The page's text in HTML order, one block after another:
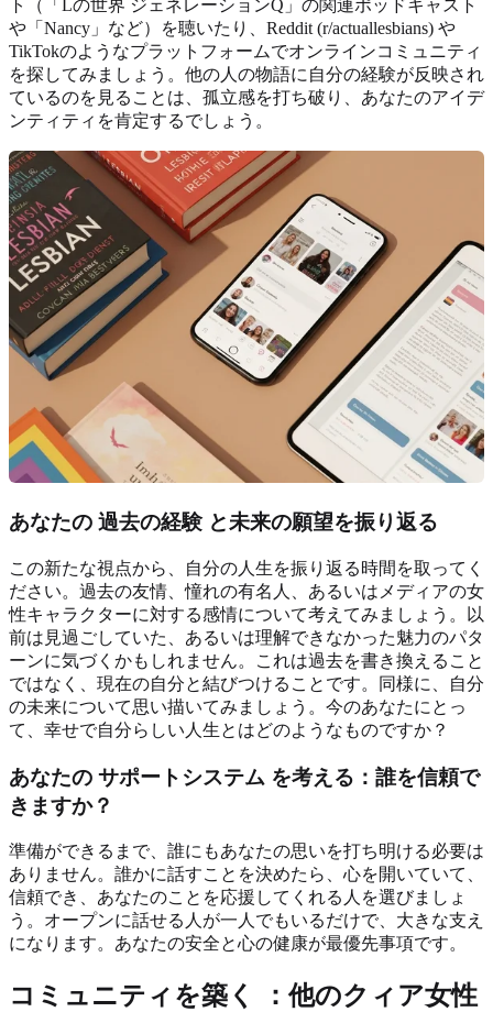
ト（「Lの世界 ジェネレーションQ」の関連ポッドキャスト
や「Nancy」など）を聴いたり、Reddit (r/actuallesbians) や
TikTokのようなプラットフォームでオンラインコミュニティ
を探してみましょう。他の人の物語に自分の経験が反映され
ているのを見ることは、孤立感を打ち破り、あなたのアイデ
ンティティを肯定するでしょう。
あなたの 過去の経験と未来の願望を振り返る
この新たな視点から、自分の人生を振り返る時間を取ってく
ださい。過去の友情、憧れの有名人、あるいはメディアの女
性キャラクターに対する感情について考えてみましょう。以
前は見過ごしていた、あるいは理解できなかった魅力のパタ
ーンに気づくかもしれません。これは過去を書き換えること
ではなく、現在の自分と結びつけることです。同様に、自分
の未来について思い描いてみましょう。今のあなたにとっ
て、幸せで自分らしい人生とはどのようなものですか？
あなたの サポートシステム を考える：誰を信頼で
きますか？
準備ができるまで、誰にもあなたの思いを打ち明ける必要は
ありません。誰かに話すことを決めたら、心を開いていて、
信頼でき、あなたのことを応援してくれる人を選びましょ
う。オープンに話せる人が一人でもいるだけで、大きな支え
になります。あなたの安全と心の健康が最優先事項です。
コミュニティを築く
：他のクィア女性